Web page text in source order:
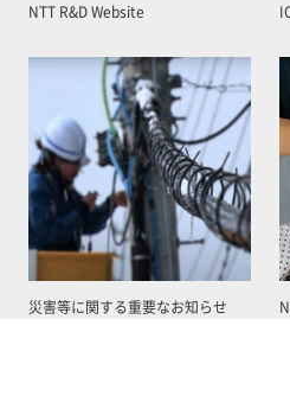
NTT R&D Website
災害等に関する重要なお知らせ